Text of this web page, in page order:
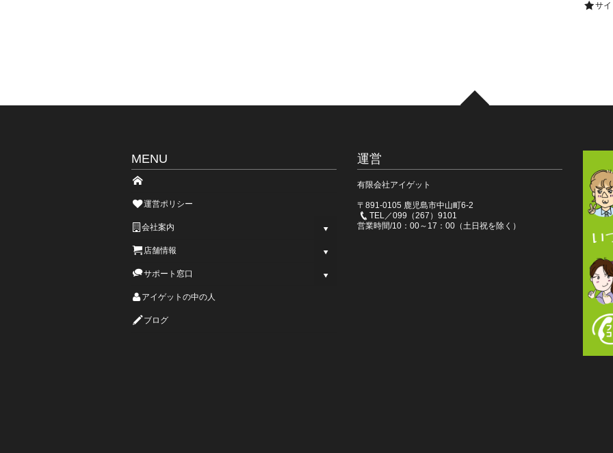
サ
MENU
運営ポリシー
会社案内
店舗情報
サポート窓口
アイゲットの中の人
ブログ
運営
有限会社アイゲット
〒891-0105 鹿児島市中山町6-2
TEL／099（267）9101
営業時間/10：00～17：00（土日祝を除く）